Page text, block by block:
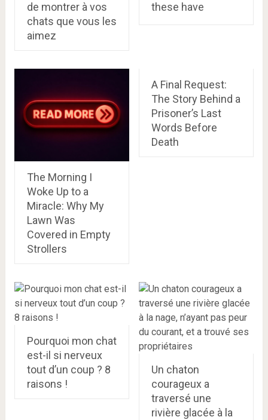
de montrer à vos
chats que vous les
aimez
these have
The Morning I
Woke Up to a
Miracle: Why My
Lawn Was
Covered in Empty
Strollers
A Final Request:
The Story Behind a
Prisoner’s Last
Words Before
Death
Pourquoi mon chat
est-il si nerveux
tout d’un coup ? 8
raisons !
Un chaton
courageux a
traversé une
rivière glacée à la